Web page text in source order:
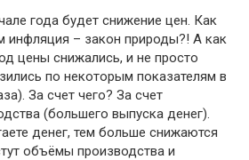
года будет снижение цен. Как
инфляция – закон природы?! А как
цены снижались, и не просто
по некоторым показателям в
За счет чего? За счет
(большего выпуска денег).
денег, тем больше снижаются
объёмы производства и